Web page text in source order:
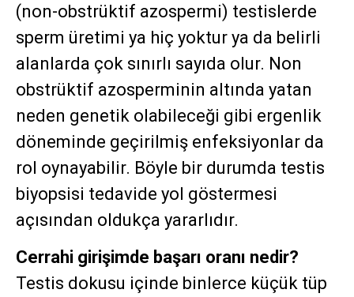
(non-obstrüktif azospermi) testislerde
sperm üretimi ya hiç yoktur ya da belirli
alanlarda çok sınırlı sayıda olur. Non
obstrüktif azosperminin altında yatan
neden genetik olabileceği gibi ergenlik
döneminde geçirilmiş enfeksiyonlar da
rol oynayabilir. Böyle bir durumda testis
biyopsisi tedavide yol göstermesi
açısından oldukça yararlıdır.
Cerrahi girişimde başarı oranı nedir?
Testis dokusu içinde binlerce küçük tüp